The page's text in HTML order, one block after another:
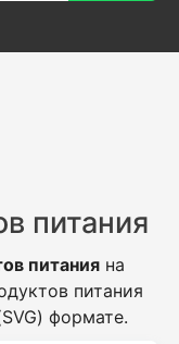
питания
питанияна
питания
формате.